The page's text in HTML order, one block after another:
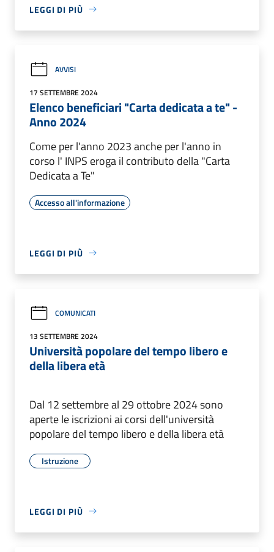
LEGGI DI PIÙ
AVVISI
17 SETTEMBRE 2024
Elenco beneficiari "Carta dedicata a te" -
Anno 2024
Come per l'anno 2023 anche per l'anno in
corso l' INPS eroga il contributo della "Carta
Dedicata a Te"
Accesso all'informazione
LEGGI DI PIÙ
COMUNICATI
13 SETTEMBRE 2024
Università popolare del tempo libero e
della libera età
Dal 12 settembre al 29 ottobre 2024 sono
aperte le iscrizioni ai corsi dell'università
popolare del tempo libero e della libera età
Istruzione
LEGGI DI PIÙ